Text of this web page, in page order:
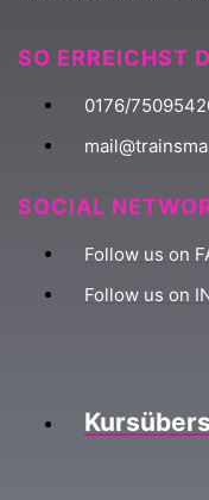
SO ERREICHST
0176/
SOCIAL
Follow us on
Follow us on